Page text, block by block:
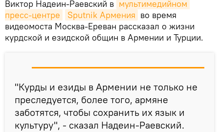
Виктор Надеин-Раевский в мультимедийном
пресс-центре
Sputnik Армения во время
видеомоста Москва-Ереван рассказал о жизни
курдской и езидской общин в Армении и Турции.
"Курды и езиды в Армении не только не
преследуется, более того, армяне
заботятся, чтобы сохранить их язык и
культуру", - сказал Надеин-Раевский.